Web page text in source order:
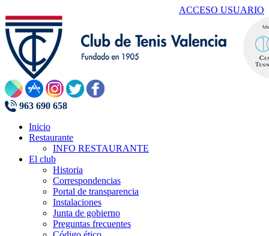
ACCESO USUARIO
963 690 658
Inicio
Restaurante
INFO RESTAURANTE
El club
Historia
Correspondencias
Portal de transparencia
Instalaciones
Junta de gobierno
Preguntas frecuentes